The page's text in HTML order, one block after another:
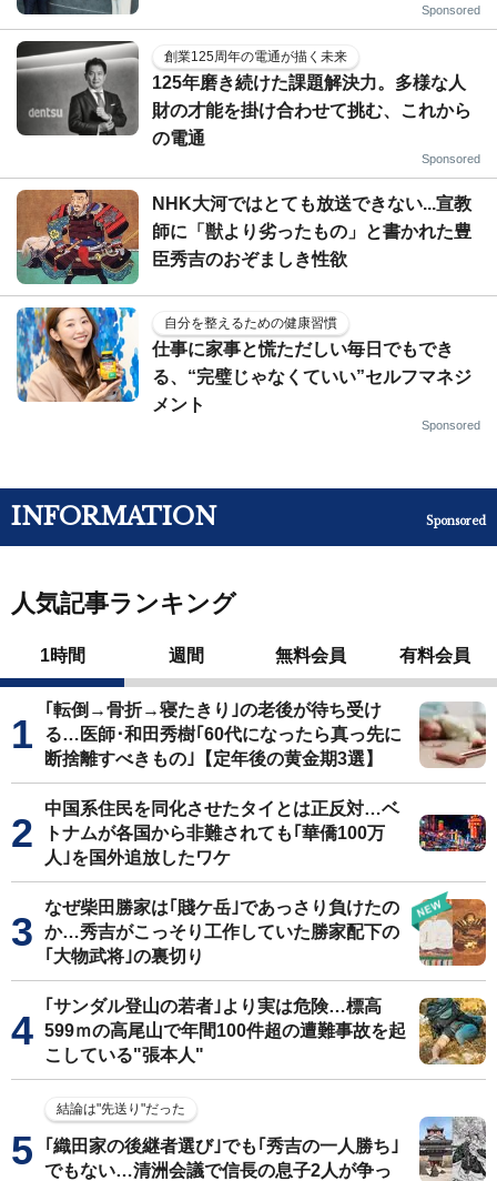
Sponsored
創業125周年の電通が描く未来
125年磨き続けた課題解決力。多様な人
財の才能を掛け合わせて挑む、これから
の電通
Sponsored
NHK大河ではとても放送できない...宣教
師に「獣より劣ったもの」と書かれた豊
臣秀吉のおぞましき性欲
自分を整えるための健康習慣
仕事に家事と慌ただしい毎日でもでき
る、“完璧じゃなくていい”セルフマネジ
メント
Sponsored
INFORMATION Sponsored
人気記事ランキング
1時間 週間 無料会員 有料会員
｢転倒→骨折→寝たきり｣の老後が待ち受け
る…医師･和田秀樹｢60代になったら真っ先に
断捨離すべきもの｣【定年後の黄金期3選】
中国系住民を同化させたタイとは正反対…ベ
トナムが各国から非難されても｢華僑100万
人｣を国外追放したワケ
なぜ柴田勝家は｢賤ケ岳｣であっさり負けたの
か…秀吉がこっそり工作していた勝家配下の
｢大物武将｣の裏切り
｢サンダル登山の若者｣より実は危険…標高
599ｍの高尾山で年間100件超の遭難事故を起
こしている"張本人"
結論は"先送り"だった
｢織田家の後継者選び｣でも｢秀吉の一人勝ち｣
でもない…清洲会議で信長の息子2人が争っ